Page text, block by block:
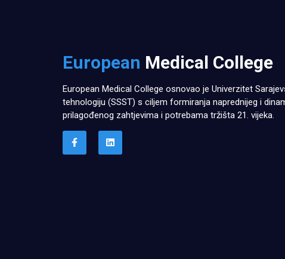
European Medical College
European Medical College osnovao je Univerzitet
tehnologiju (SSST) s ciljem formiranja naprednijeg i
prilagođenog zahtjevima i potrebama tržišta 21. vijeka.